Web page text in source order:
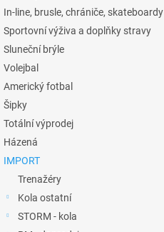
In-line, brusle, chrániče, skateboardy
Sportovní výživa a doplňky stravy
Sluneční brýle
Volejbal
Americký fotbal
Šipky
Totální výprodej
Házená
IMPORT
Trenažéry
Kola ostatní
STORM - kola